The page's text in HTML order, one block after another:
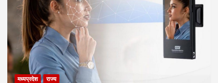
मध्यप्रदेश राज्य